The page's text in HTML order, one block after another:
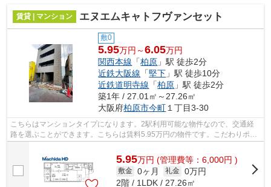
賃貸 | マンション エヌエムキャトフヴァンセット
敷0
5.95万円～6.05万円
関西本線 「柏原 」駅 徒歩2分
近鉄大阪線 「堅下 」駅 徒歩10分
近鉄道明寺線 「柏原 」駅 徒歩2分
築1年 / 27.01㎡～27.26㎡
大阪府柏原市今町 １丁目3-30
こちらはマンションタイプになります。2駅利用可能な物件なので、交通経
路を選ぶことができます。こちらは賃料5.95万円の物件です。こだわりポイ
5.95万円 (管理費等：6,000円 )
敷金 0ヶ月 礼金 0万円
2階 / 1LDK / 27.26㎡